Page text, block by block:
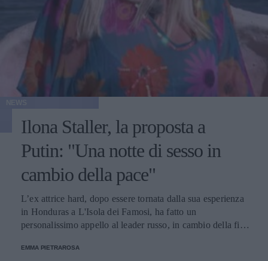
Ilona Staller, la proposta a
Putin: "Una notte di sesso in
cambio della pace"
L’ex attrice hard, dopo essere tornata dalla sua esperienza
in Honduras a L'Isola dei Famosi, ha fatto un
personalissimo appello al leader russo, in cambio della fine
Instagram e a corredo della caption, una serie di hashtag
EMMA PIETRAROSA